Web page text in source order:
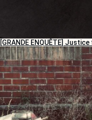
[GRANDE ENQUÊTE]